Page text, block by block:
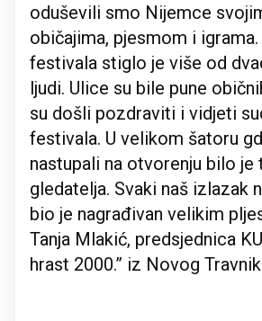
oduševili smo Nijemce
običajima, pjesmom i
festivala stiglo je više od
ljudi. Ulice su bile pune
su došli pozdraviti i vidjeti
festivala. U velikom šatoru
nastupali na otvorenju bilo je
gledatelja. Svaki naš izlazak
bio je nagrađivan velikim
Tanja Mlakić, predsjednica
hrast 2000.” iz Novog